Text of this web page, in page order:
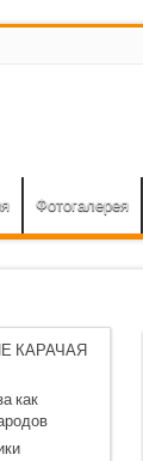
Фотогалерея
КАРАЧАЯ
как